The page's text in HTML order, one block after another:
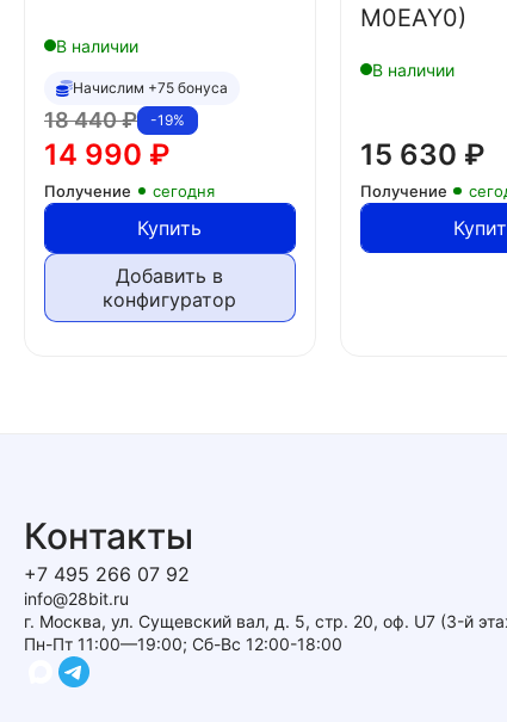
В наличии
Начислим +75 бонуса
-19%
18 440₽
14 990 ₽
Получение сегодня
Купить
Добавить в
конфигуратор
M0EAY0)
В наличии
15 630 ₽
Получение
Контакты
+7 495 266 07 92
info@28bit.ru
г. Москва, ул. Сущевский вал, д. 5, стр. 20, оф. U7 (3-й
Пн-Пт 11:00—19:00; Сб-Вс 12:00-18:00